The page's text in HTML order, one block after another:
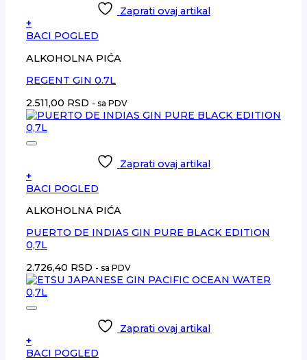
Zaprati ovaj artikal
+
BACI POGLED
ALKOHOLNA PIĆA
REGENT GIN 0.7L
2.511,00 RSD - sa PDV
Zaprati ovaj artikal
+
BACI POGLED
ALKOHOLNA PIĆA
PUERTO DE INDIAS GIN PURE BLACK EDITION
0,7L
2.726,40 RSD - sa PDV
Zaprati ovaj artikal
+
BACI POGLED